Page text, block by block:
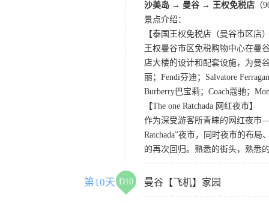
沙美岛 → 曼谷 → 王权免税店 （
景点介绍：
【泰国王权免税店（曼谷市区店
王权曼谷市区免税购物中心在曼
店大楼的设计和配套设施，为曼
丽；Fendi芬迪；Salvatore
Burberry巴宝莉；Coach蔻驰；
【The one Ratchada 网红夜市】
作为深受游客所青睐的网红夜市
Ratchada”夜市，同时夜市的布
的再次回归。熟悉的街头，熟悉
第10天 D10 曼谷【飞机】家园